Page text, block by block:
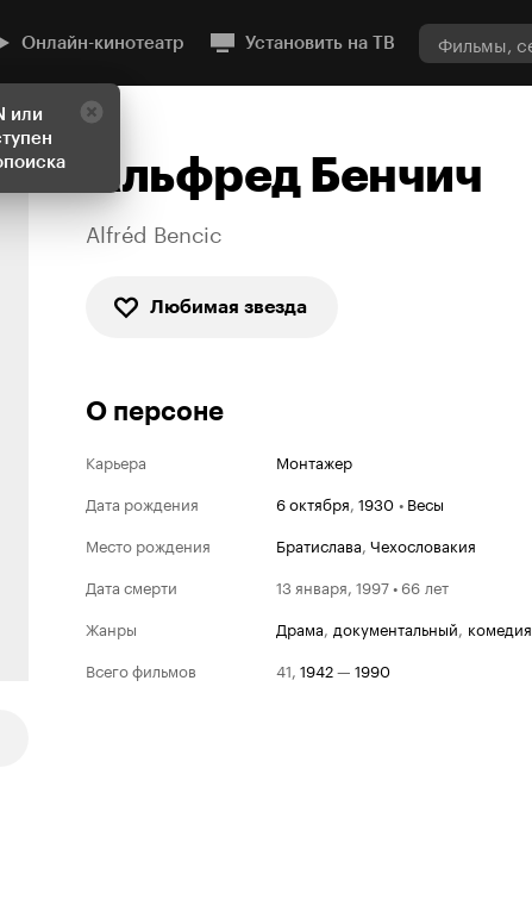
или
Онлайн-кинотеатр Установить на ТВ
Альфред Бенчич
Alfréd Bencic
Любимая звезда
О персоне
Карьера
Монтажер
Дата рождения
6 октября, 1930 • Весы
Место рождения
Братислава, Чехословакия
Дата смерти
13 января, 1997 • 66 лет
Жанры
драма, документальный, комедия
Всего фильмов
41, 1942— 1990